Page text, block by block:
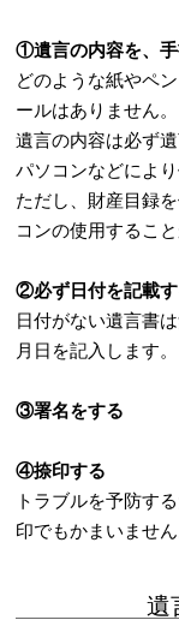
①遺言の内容を、手
どのような紙やペ
ールはありません。
遺言の内容は必ず
パソコンなどによ
ただし、財産目録
コンの使用するこ
②必ず日付を記載
日付がない遺言書
月日を記入します。
③署名をする
④捺印する
トラブルを予防す
印でもかまいません
遺